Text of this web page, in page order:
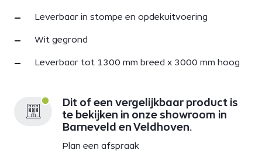
Leverbaar in stompe en opdekuitvoering
Wit gegrond
Leverbaar tot 1300 mm breed x 3000 mm hoog
Dit of een vergelijkbaar product is
te bekijken in onze showroom in
Barneveld en Veldhoven.
Plan een afspraak